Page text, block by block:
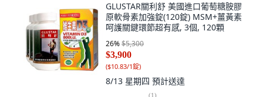
GLUSTAR關利舒 美國進口葡萄糖胺膠
原軟骨素加強錠(120錠) MSM+薑黃素
呵護關鍵環節超有感, 3個, 120顆
26%$5,300
$3,900
($10.83/1錠)
8/13 星期四 預計送達
(1)